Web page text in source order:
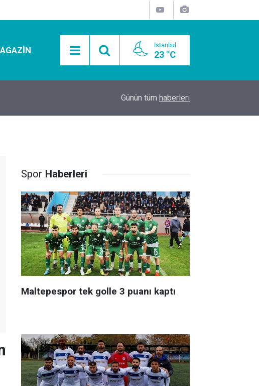
İstanbul
23 °C
Mobil Araçlarla Hayır Lokması Dağıtımının
Günün tüm haberleri
Spor Haberleri
Maltepespor tek golle 3 puanı kaptı